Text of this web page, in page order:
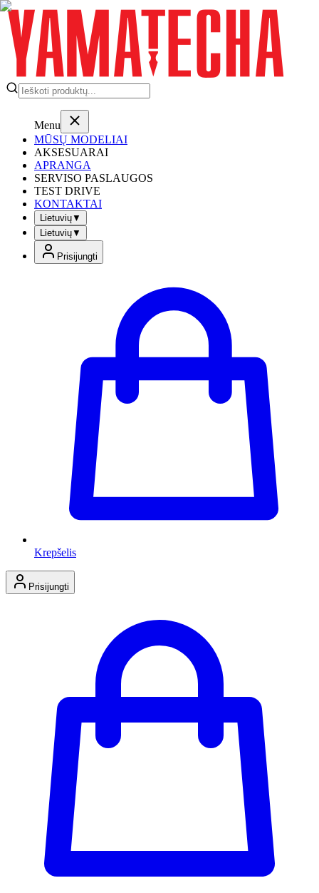
Menu
MŪSŲ MODELIAI
AKSESUARAI
APRANGA
SERVISO PASLAUGOS
TEST DRIVE
KONTAKTAI
Lietuvių▼
Lietuvių▼
Prisijungti
Krepšelis
Prisijungti